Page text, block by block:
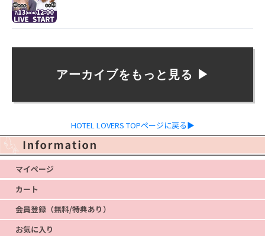
アーカイブをもっと見る ▶︎
HOTEL LOVERS TOPページに戻る▶
マイページ
カート
会員登録（無料/特典あり）
お気に入り